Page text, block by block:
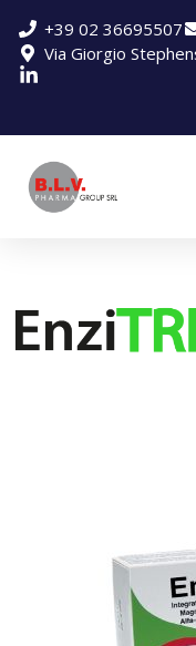
+39 02 36695507
Via Giorgio